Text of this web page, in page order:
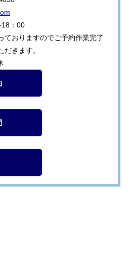
：00
ておりますのでご予約作業完了
だきます。